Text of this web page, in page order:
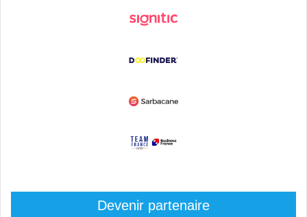
Devenir partenaire